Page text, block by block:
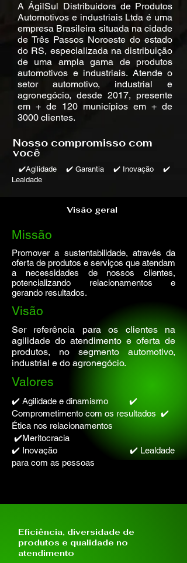
A ÁgilSul Distribuidora de Produtos
Automotivos e industriais Ltda é uma
empresa Brasileira situada na cidade
de Três Passos Noroeste do estado
do RS, especializada na distribuição
de uma ampla gama de produtos
automotivos e industriais. Atende o
setor automotivo, industrial e
agronegócio, desde 2017, presente
em + de 120 municípios em + de
3000 clientes.
Nosso compromisso com
você
✔️Agilidade ✔️ Garantia ✔️ Inovação ✔️
Lealdade
Visão geral
Missão
Promover a sustentabilidade, através da
oferta de produtos e serviços que atendam
a necessidades de nossos clientes,
potencializando relacionamentos e
gerando resultados.
Visão
Ser referência para os clientes na
agilidade do atendimento e oferta de
produtos, no segmento automotivo,
industrial e do agronegócio.
Valores
✔️ Agilidade e dinamismo ✔️
Comprometimento com os resultados ✔️
⁠Ética nos relacionamentos
✔️Meritocracia
✔️ ⁠Inovação ✔️ ⁠Lealdade
para com as pessoas
Eficiência, diversidade de
produtos e qualidade no
atendimento